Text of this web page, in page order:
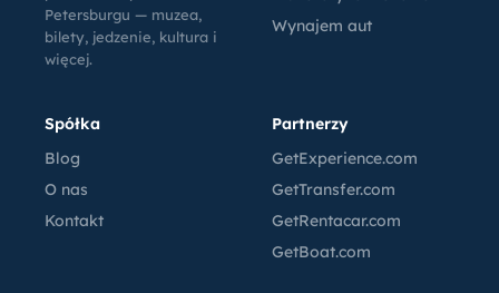
Petersburgu — muzea,
bilety, jedzenie, kultura i
więcej.
Wynajem aut
Spółka
Blog
O nas
Kontakt
Partnerzy
GetExperience.com
GetTransfer.com
GetRentacar.com
GetBoat.com